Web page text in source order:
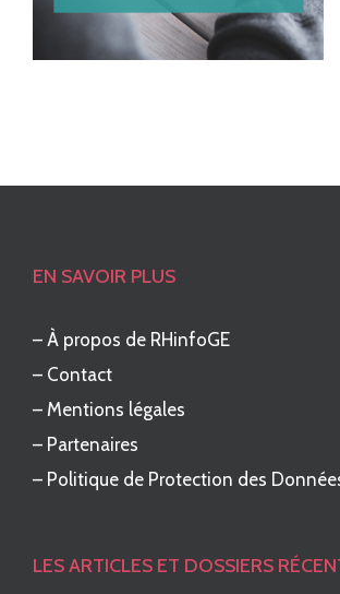
EN SAVOIR PLUS
– À propos de RHinfoGE
– Contact
– Mentions légales
– Partenaires
– Politique de Protection des
LES ARTICLES ET DOSSIERS